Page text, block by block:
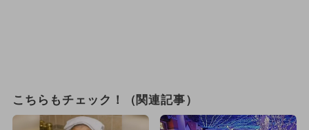
こちらもチェック！（関連記事）